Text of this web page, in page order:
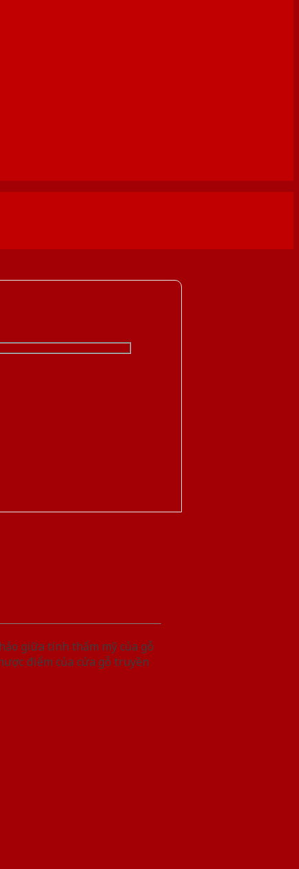
giữa tính thẩm mỹ của gỗ
điểm của cửa gỗ truyền